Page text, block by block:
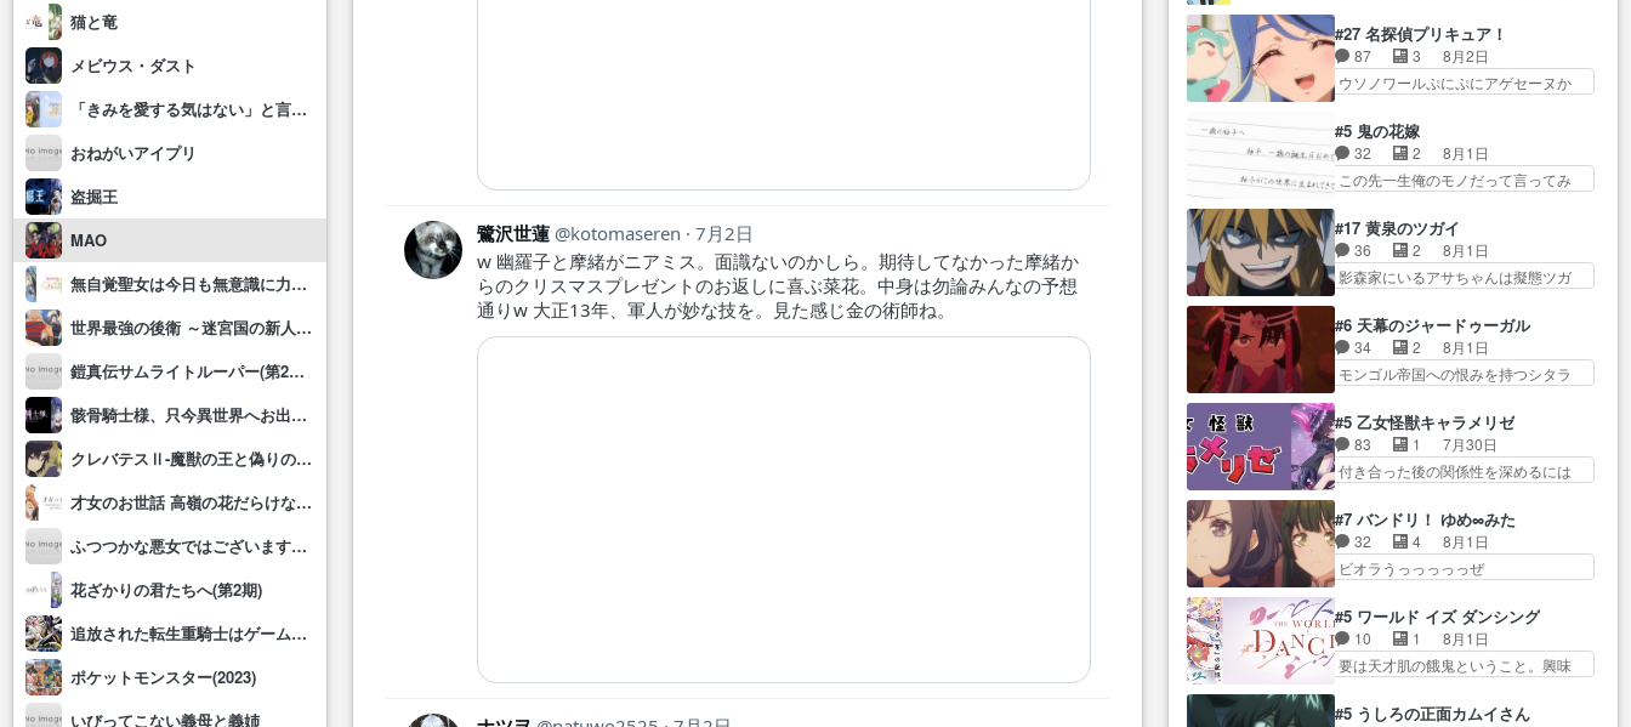
猫と竜
メビウス・ダスト
「きみを愛する気はない」と言った次期公爵様がなぜか溺愛してきます
おねがいアイプリ
盗掘王
MAO
無自覚聖女は今日も無意識に力を垂れ流す
世界最強の後衛 ～迷宮国の新人探索者～
鎧真伝サムライトルーパー(第2クール)
骸骨騎士様、只今異世界へお出掛け中Ⅱ
クレバテスⅡ-魔獣の王と偽りの勇者伝承-
才女のお世話 高嶺の花だらけな名門校で、学院一のお嬢様(生活能力皆無)を陰ながらお世話することになりました
ふつつかな悪女ではございますが～雛宮蝶鼠とりかえ伝～
花ざかりの君たちへ(第2期)
追放された転生重騎士はゲーム知識で無双する
ポケットモンスター(2023)
いびってこない義母と義姉
鷺沢世蓮 kotomaseren
7月2日
w 幽羅子と摩緒がニアミス。面識ないのかしら。期待してなかった摩緒か
らのクリスマスプレゼントのお返しに喜ぶ菜花。中身は勿論みんなの予想
通りw 大正13年、軍人が妙な技を。見た感じ金の術師ね。
練習したい〟と言… 本当この作
品は「キャラ」を活かすのがう
ま… みずかちゃんの介入で双子
の仲にヒビが………
い… ララと茉里とで初のアルバ
イト。七転八倒し… 労働するプ
リンセスえらい。プリンセスの
べて、帰りにカメ… ララが働く
事でのてんやわんや。働いて大
変… 地道に働き人と関わる日々
の中に愛を見いだ…
たことなかったっけ！1… ってお
名前を見たんだけどあの中村大樹さ
ん… 糸ちゃんカッケー、色んな
意味でwゲームが… 姉から性的興
わ… テーマ：引きこもりの理由
感想は、久しぶり… 元ゲーマー
なので、はちゃめちゃ楽しく作
おかしいね(*´… 糸と源ははよ好
きおうとると言わんかい！引…
ショウくんと対等に話すためにゲー
ムをする…
#27 名探偵プリキュア！
87 3
8月2日
ウソノワールぷにぷにアゲセーヌか
争奪戦をやったと。… 記憶を取
り戻し正式に探偵事務所で働き始
め… ポワロ、元ネタを解説して
原作に誘導するの… くれあさん
ょ… ・急にクイズ番組が始まっ
たw・妖精ウソノ… るるかの助手
だった？今回が初めての探偵
レアさん探偵すぎ… 突然のポア
ロクイズは草なんよ。んで、あ
ん… 今回からついにくれあが探
偵事務所の仲間に…
#5 鬼の花嫁
32 2
8月1日
この先一生俺のモノだって言ってみ
ゼント………とは思っ… 玲夜さ
ん柚子に18年分の誕生日プレゼン
ト… 柚子は鬼龍院家から初めて
学校に通う事にな… プレゼント
レ… 玲夜さまサプライズの、こ
れまでの柚子ちゃ… 玲夜から柚
子へ17年分の誕生日&を未来に…
な… 梅原の人が18歳になるまで
の誕生プレゼン… なよなよした
男（cv石田彰）梅ちゃんがた…
#17 黄泉のツガイ
36 2
8月1日
影森家にいるアサちゃんは擬態ツガ
や気持ちを汲んで熱くな… 屋敷
にアサはいなかった逆にガブちゃん
はい… 影森の当主が際限なくツ
ガイを増やせるのに… 今回はも
怒… ユルと戦った時から伏線が
張られていたのが… しかしアサ
は、兄様に会いたいbotだと思…
アキオの… 色々とひっかけがあ
って、最終的に嫌な終わ… ゴン
ゾウが従える大量のツガイに何事か
と思…
#6 天幕のジャードゥーガル
34 2
8月1日
モンゴル帝国への恨みを持つシタラ
るのだけどいつの間にか… オゴ
タイの妃になってもその心は晴れ
ず、モ… ドレゲネの過去、宝石
だった彼女が人になり… ドレゲ
タ… 年上旦那が良い人でも、女
は宝石でただ笑っ… ダイルの儀
式の神々しさたるや。一気に空
情の言葉しか…シ… 奥様に悲し
い過去…萌え袖が可愛いね、と
思… ドレゲネとシタラ、2人だけ
の同盟が結成さ…
#5 乙女怪獣キャラメリゼ
83 1
7月30日
付き合った後の関係性を深めるには
コングなのいい味付けだ… ずっ
とメスってて何この可愛い生物。ク
ラス… 付き合い始めたら始めた
でまた違った悩みが… と一歩ず
の… ツインテールが可愛いお茶
目な妹ちゃんです… しかも過去
も重いんかいかつては自分に自
からかしらお顔が… 黒絵「怪獣
#7 バンドリ！ ゆめ∞みた
32 4
8月1日
ビオラうっっっっっぜ
ちゃん、僕っ子になってから取り戻
し… ビオラが悪魔すぎて気分が
悪くなってきたこ… 声優まとめ
ました(７話まで)仲町あられ/… ビ
wwwこ… 自信あれば評価なんて
#5 ワールド イズ ダンシング
10 1
8月1日
要は天才肌の餓鬼ということ。興味
かった？鬼夜叉が田楽の… 猿楽
#5 うしろの正面カムイさん